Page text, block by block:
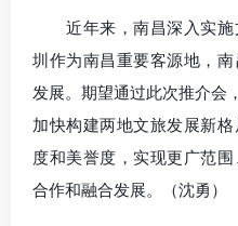
近年来，南昌深入实施
圳作为南昌重要客源地，
发展。期望通过此次推介会
加快构建两地文旅发展新
度和美誉度，实现更广范
合作和融合发展。（沈勇）